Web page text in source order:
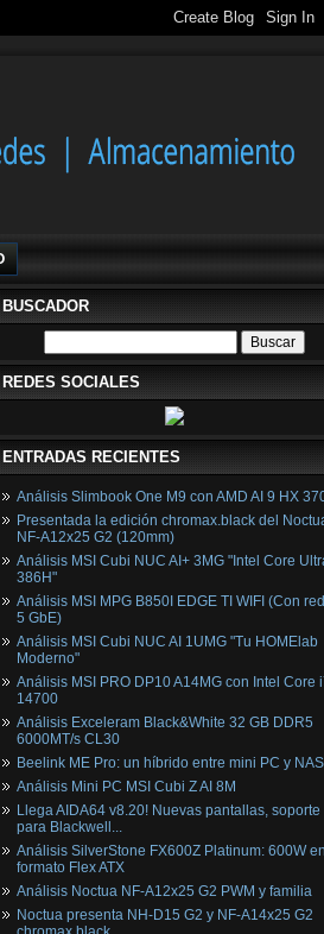
BUSCADOR
REDES SOCIALES
ENTRADAS RECIENTES
Análisis Slimbook One M9 con AMD AI 9 HX
Presentada la edición chromax.black del
NF‑A12x25 G2 (120mm)
Análisis MSI Cubi NUC AI+ 3MG "Intel Core
386H"
Análisis MSI MPG B850I EDGE TI WIFI (Con
5 GbE)
Análisis MSI Cubi NUC AI 1UMG "Tu HOMElab
Moderno"
Análisis MSI PRO DP10 A14MG con Intel Core
14700
Análisis Exceleram Black&White 32 GB DDR5
6000MT/s CL30
Beelink ME Pro: un híbrido entre mini PC y NAS
Análisis Mini PC MSI Cubi Z AI 8M
Llega AIDA64 v8.20! Nuevas pantallas, soporte
para Blackwell...
Análisis SilverStone FX600Z Platinum: 600W
formato Flex ATX
Análisis Noctua NF-A12x25 G2 PWM y familia
Noctua presenta NH-D15 G2 y NF-A14x25 G2